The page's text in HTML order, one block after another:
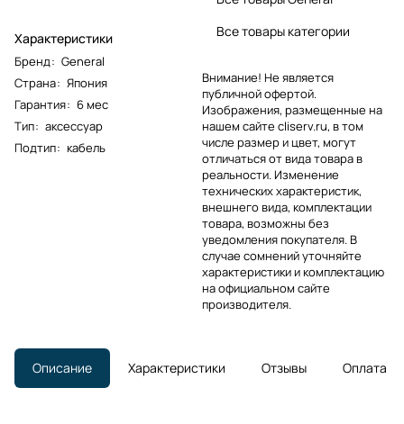
Характеристики
Бренд: General
Страна: Япония
Гарантия: 6 мес
Тип: аксессуар
Подтип: кабель
Все товары категории
Внимание! Не является
публичной офертой.
Изображения, размещенные на
нашем сайте cliserv.ru, в том
числе размер и цвет, могут
отличаться от вида товара в
реальности. Изменение
технических характеристик,
внешнего вида, комплектации
товара, возможны без
уведомления покупателя. В
случае сомнений уточняйте
характеристики и комплектацию
на официальном сайте
производителя.
Описание Характеристики Отзывы Оплата